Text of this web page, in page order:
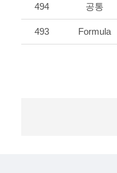
494 공통
493 Formula